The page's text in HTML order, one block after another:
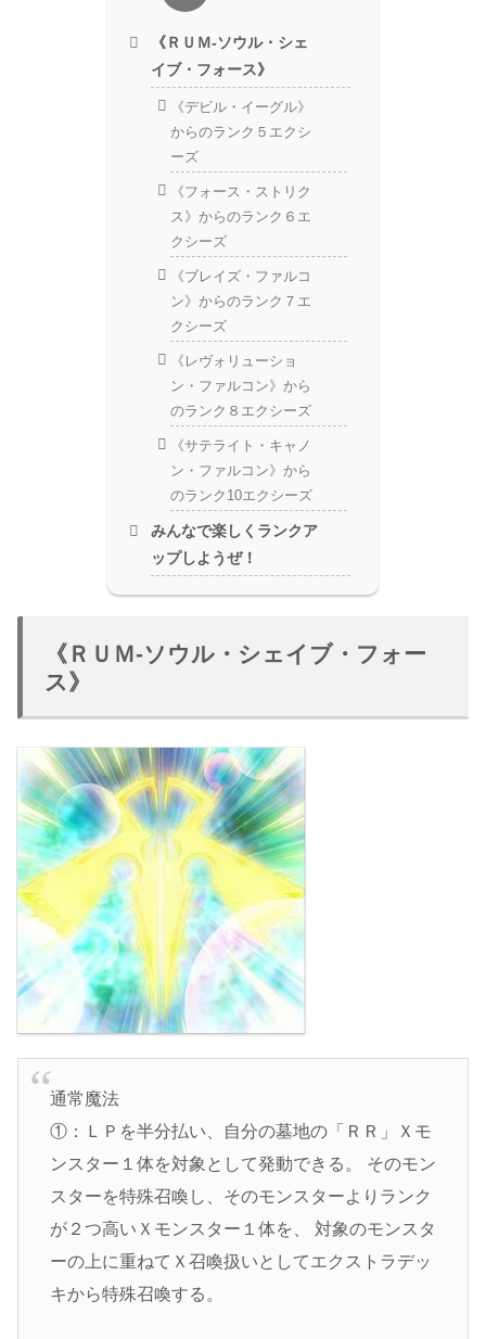
《ＲＵＭ-ソウル・シェ
イブ・フォース》
《デビル・イーグル》
からのランク５エクシ
ーズ
《フォース・ストリク
ス》からのランク６エ
クシーズ
《ブレイズ・ファルコ
ン》からのランク７エ
クシーズ
《レヴォリューショ
ン・ファルコン》から
のランク８エクシーズ
《サテライト・キャノ
ン・ファルコン》から
のランク10エクシーズ
みんなで楽しくランクア
ップしようぜ！
《ＲＵＭ-ソウル・シェイブ・フォー
ス》
通常魔法
①：ＬＰを半分払い、自分の墓地の「ＲＲ」Ｘモ
ンスター１体を対象として発動できる。 そのモン
スターを特殊召喚し、そのモンスターよりランク
が２つ高いＸモンスター１体を、 対象のモンスタ
ーの上に重ねてＸ召喚扱いとしてエクストラデッ
キから特殊召喚する。